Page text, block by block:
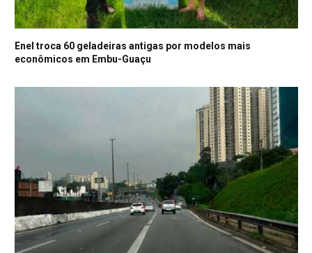
Enel troca 60 geladeiras antigas por modelos mais
econômicos em Embu-Guaçu